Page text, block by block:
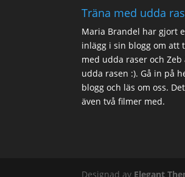
Träna med udda
Maria Brandel har gjort
inlägg i sin blogg om att
med udda raser och Zeb
udda rasen :). Gå in på
blogg och läs om oss.
även två filmer med.
Designad av Elegant